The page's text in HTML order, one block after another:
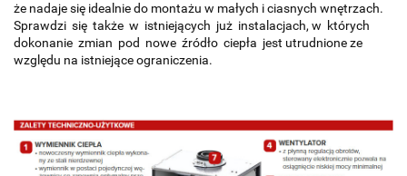
że nadaje się idealnie do montażu w małych i ciasnych wnętrzach.
Sprawdzi się także w istniejących już instalacjach, w których
dokonanie zmian pod nowe źródło ciepła jest utrudnione ze
względu na istniejące ograniczenia.